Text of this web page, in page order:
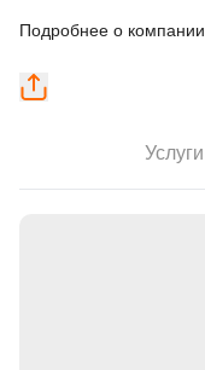
Подробнее о компании
Услуги